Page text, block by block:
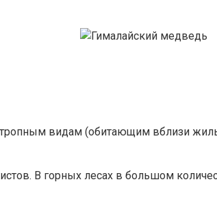
видам (обитающим вблизи
В горных лесах в большом